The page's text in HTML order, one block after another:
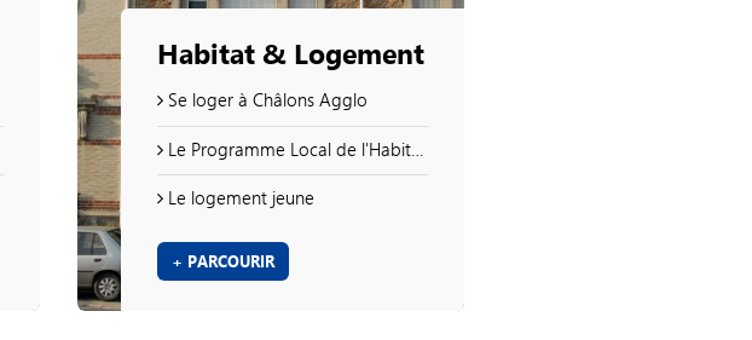
Habitat & Logement
Se loger à Châlons Agglo
Le Programme Local de l'Habitat 2023-2028
Le logement jeune
+ PARCOURIR